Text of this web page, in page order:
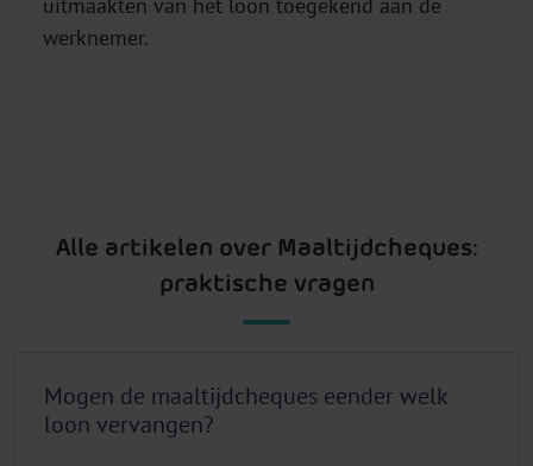
werknemer.
Alle artikelen over Maaltijdcheques:
praktische vragen
Mogen de maaltijdcheques eender welk
loon vervangen?